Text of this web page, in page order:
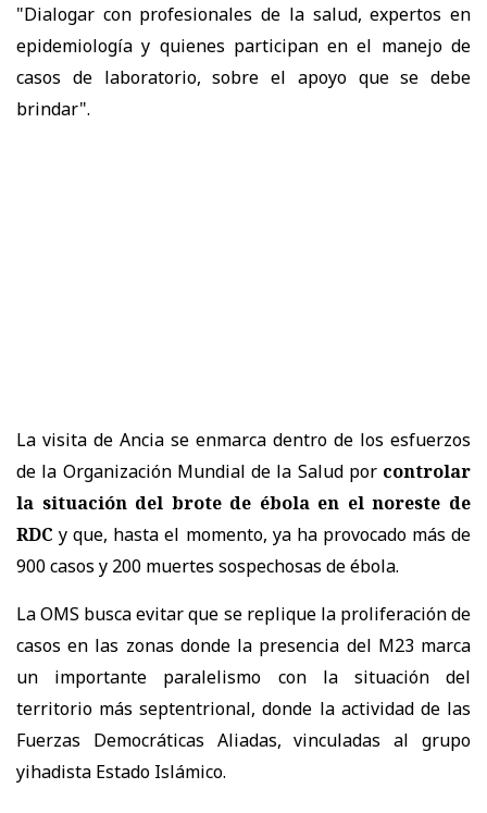
"Dialogar con profesionales de la salud, expertos en
epidemiología y quienes participan en el manejo de
casos de laboratorio, sobre el apoyo que se debe
brindar".
La visita de Ancia se enmarca dentro de los esfuerzos
de la Organización Mundial de la Salud por controlar
la situación del brote de ébola en el noreste de
RDC y que, hasta el momento, ya ha provocado más de
900 casos y 200 muertes sospechosas de ébola.
La OMS busca evitar que se replique la proliferación de
casos en las zonas donde la presencia del M23 marca
un importante paralelismo con la situación del
territorio más septentrional, donde la actividad de las
Fuerzas Democráticas Aliadas, vinculadas al grupo
yihadista Estado Islámico.